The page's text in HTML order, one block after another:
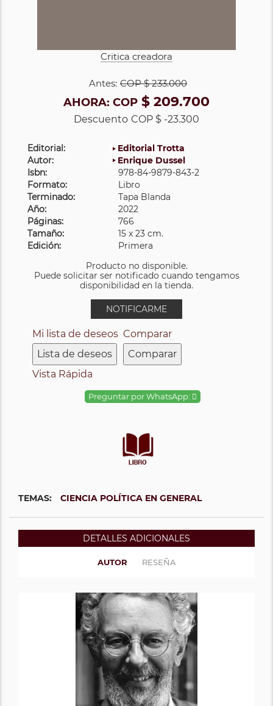
Critica creadora
Antes: COP$ 233.000
AHORA: COP $ 209.700
Descuento COP $ -23.300
Editorial:
Editorial Trotta
Autor:
Enrique Dussel
Isbn:
978-84-9879-843-2
Formato:
Libro
Terminado:
Tapa Blanda
Año:
2022
Páginas:
766
Tamaño:
15 x 23 cm.
Edición:
Primera
Producto no disponible.
Puede solicitar ser notificado cuando tengamos
disponibilidad en la tienda.
NOTIFICARME
Mi lista de deseos
Lista de deseos
Comparar
Comparar
Vista Rápida
Preguntar por WhatsApp:
TEMAS: CIENCIA POLÍTICA EN GENERAL
DETALLES ADICIONALES
AUTOR RESEÑA